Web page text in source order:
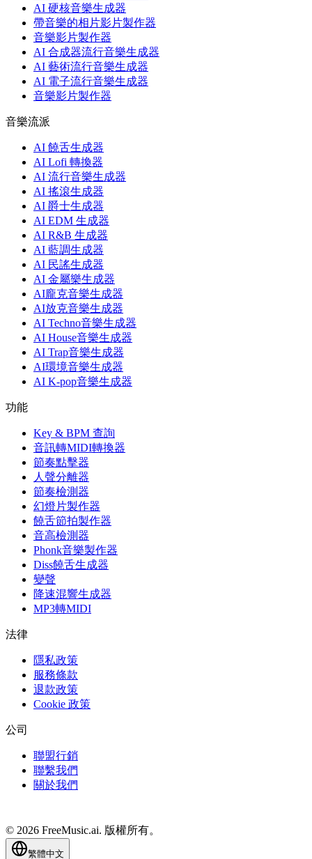
AI 硬核音樂生成器
帶音樂的相片影片製作器
音樂影片製作器
AI 合成器流行音樂生成器
AI 藝術流行音樂生成器
AI 電子流行音樂生成器
音樂影片製作器
音樂流派
AI 饒舌生成器
AI Lofi 轉換器
AI 流行音樂生成器
AI 搖滾生成器
AI 爵士生成器
AI EDM 生成器
AI R&B 生成器
AI 藍調生成器
AI 民謠生成器
AI 金屬樂生成器
AI龐克音樂生成器
AI放克音樂生成器
AI Techno音樂生成器
AI House音樂生成器
AI Trap音樂生成器
AI環境音樂生成器
AI K-pop音樂生成器
功能
Key & BPM 查詢
音訊轉MIDI轉換器
節奏點擊器
人聲分離器
節奏檢測器
幻燈片製作器
饒舌節拍製作器
音高檢測器
Phonk音樂製作器
Diss饒舌生成器
變聲
降速混響生成器
MP3轉MIDI
法律
隱私政策
服務條款
退款政策
Cookie 政策
公司
聯盟行銷
聯繫我們
關於我們
© 2026 FreeMusic.ai. 版權所有。
繁體中文